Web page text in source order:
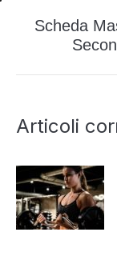
Scheda
Articoli